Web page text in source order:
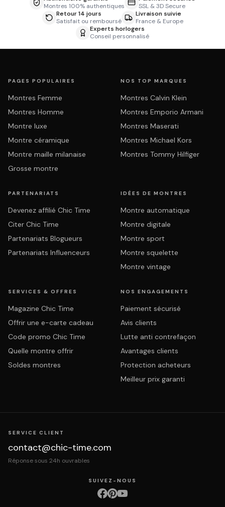
Montres 100% authentiques
SSL & 3D Secure
Retour 14 jours
Satisfait ou remboursé
Livraison suivie
France & Europe
Experts horlogers
Conseil personnalisé
PAGES POPULAIRES
Montres Femme
Montres Homme
Montre luxe
Montre céramique
Montre maille milanaise
Grosse montre
NOS TOP MARQUES
Montres Calvin Klein
Montres Emporio Armani
Montres Maserati
Montres Michael Kors
Montres Tommy Hilfiger
PARTENARIATS
Devenez affilié Chic Time
Citer Chic Time
Partenariats Blogueurs
Partenariats Influenceurs
IDÉES DE MONTRES
Montre automatique
Montre digitale
Montre sport
Montre squelette
Montre vintage
SERVICES & OFFRES
Magazine Chic Time
Offrir une e-carte cadeau
Code promo Chic Time
Quelle montre offrir
Soldes montres
NOS ENGAGEMENTS
Paiement sécurisé
Avis clients
Lutte anti contrefaçon
Avantages clients
Protection acheteurs
Meilleur prix garanti
SERVICE CLIENT
contact@chic-time.com
Réponse sous 24h ouvrables
SUIVEZ-NOUS